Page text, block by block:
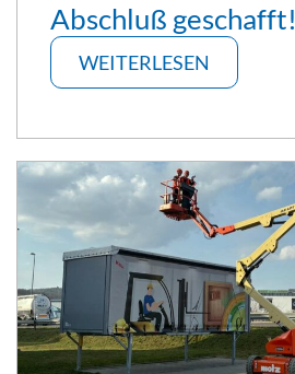
Abschluß geschafft!
WEITERLESEN